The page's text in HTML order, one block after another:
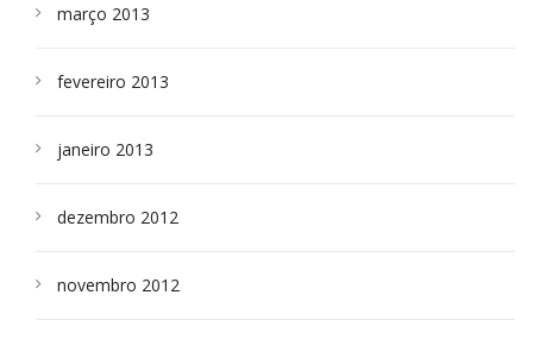
março 2013
fevereiro 2013
janeiro 2013
dezembro 2012
novembro 2012